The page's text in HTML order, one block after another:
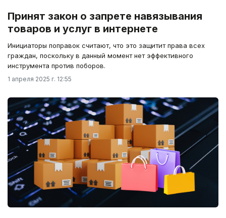
Принят закон о запрете навязывания
товаров и услуг в интернете
Инициаторы поправок считают, что это защитит права всех
граждан, поскольку в данный момент нет эффективного
инструмента против поборов.
1 апреля 2025 г. 12:55